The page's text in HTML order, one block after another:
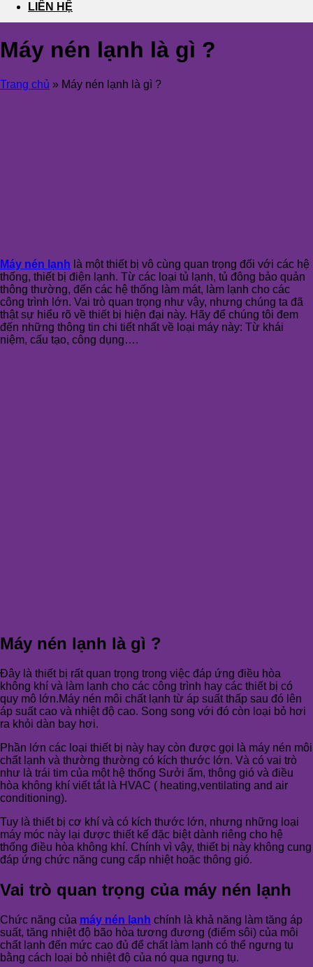
LIÊN HỆ
Máy nén lạnh là gì ?
Trang chủ » Máy nén lạnh là gì ?
Máy nén lạnh là một thiết bị vô cùng quan trọng đối với các hệ
thống, thiết bị điện lạnh. Từ các loại tủ lạnh, tủ đông bảo quản
thông thường, đến các hệ thống làm mát, làm lạnh cho các
công trình lớn. Vai trò quan trọng như vậy, nhưng chúng ta đã
thật sự hiểu rõ về thiết bị hiện đại này. Hãy để chúng tôi đem
đến những thông tin chi tiết nhất về loại máy này: Từ khái
niệm, cấu tạo, công dụng….
Máy nén lạnh là gì ?
Đây là thiết bị rất quan trọng trong việc đáp ứng điều hòa
không khí và làm lạnh cho các công trình hay các thiết bị có
quy mô lớn.Máy nén môi chất lạnh từ áp suất thấp sau đó lên
áp suất cao và nhiệt độ cao. Song song với đó còn loại bỏ hơi
ra khỏi dàn bay hơi.
Phần lớn các loại thiết bị này hay còn được gọi là máy nén môi
chất lạnh và thường thường có kích thước lớn. Và có vai trò
như là trái tim của một hệ thống Sưởi ấm, thông gió và điều
hòa không khí viết tắt là HVAC ( heating,ventilating and air
conditioning).
Tuy là thiết bị cơ khí và có kích thước lớn, nhưng những loại
máy móc này lại được thiết kế đặc biệt dành riêng cho hệ
thống điều hòa không khí. Chính vì vậy, thiết bị này không cung
đáp ứng chức năng cung cấp nhiệt hoặc thông gió.
Vai trò quan trọng của máy nén lạnh
Chức năng của máy nén lạnh chính là khả năng làm tăng áp
suất, tăng nhiệt độ bão hòa tương đương (điểm sôi) của môi
chất lạnh đến mức cao đủ để chất làm lạnh có thể ngưng tụ
bằng cách loại bỏ nhiệt độ của nó qua ngưng tụ.